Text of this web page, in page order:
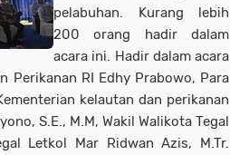
pelabuhan. Kurang lebih
200 orang hadir dalam
acara ini. Hadir dalam acara
Perikanan RI Edhy Prabowo, Para
kelautan dan perikanan
S.E., M.M, Wakil Walikota Tegal
Letkol Mar Ridwan Azis, M.Tr.